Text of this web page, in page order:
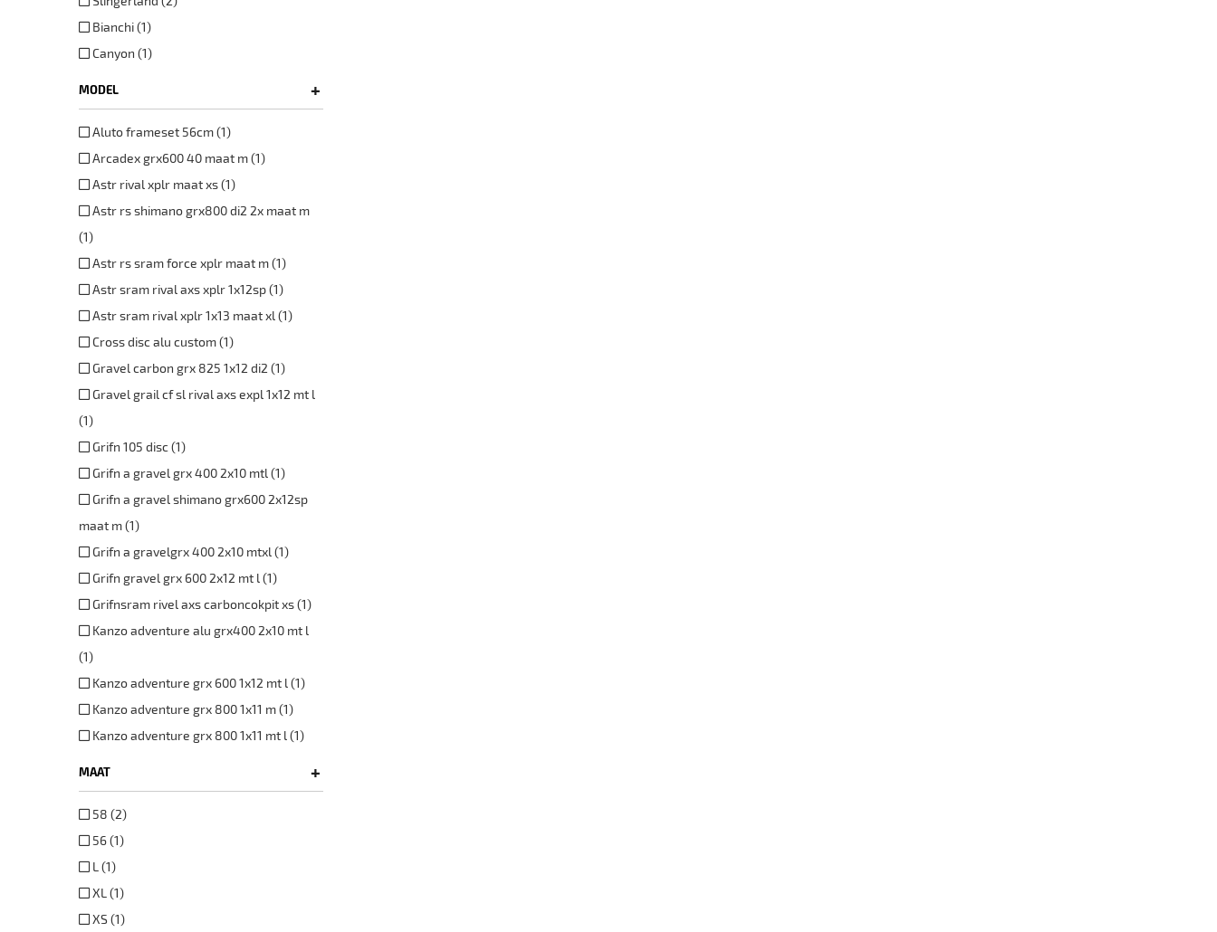
Bianchi (1)
Canyon (1)
MODEL +
Aluto frameset 56cm (1)
Arcadex grx600 40 maat m (1)
Astr rival xplr maat xs (1)
Astr rs shimano grx800 di2 2x maat m
(1)
Astr rs sram force xplr maat m (1)
Astr sram rival axs xplr 1x12sp (1)
Astr sram rival xplr 1x13 maat xl (1)
Cross disc alu custom (1)
Gravel carbon grx 825 1x12 di2 (1)
Gravel grail cf sl rival axs expl 1x12 mt l
(1)
Grifn 105 disc (1)
Grifn a gravel grx 400 2x10 mtl (1)
Grifn a gravel shimano grx600 2x12sp
maat m (1)
Grifn a gravelgrx 400 2x10 mtxl (1)
Grifn gravel grx 600 2x12 mt l (1)
Grifnsram rivel axs carboncokpit xs (1)
Kanzo adventure alu grx400 2x10 mt l
(1)
Kanzo adventure grx 600 1x12 mt l (1)
Kanzo adventure grx 800 1x11 m (1)
Kanzo adventure grx 800 1x11 mt l (1)
MAAT +
58 (2)
56 (1)
L (1)
XL (1)
XS (1)